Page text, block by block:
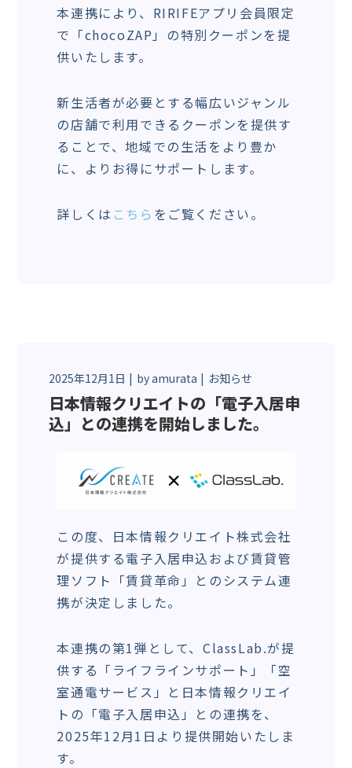
本連携により、RIRIFEアプリ会員限定
で「chocoZAP」の特別クーポンを提
供いたします。
新生活者が必要とする幅広いジャンル
の店舗で利用できるクーポンを提供す
ることで、地域での生活をより豊か
に、よりお得にサポートします。
詳しくは こちら をご覧ください。
2025年12月1日 byamurata お知らせ
日本情報クリエイトの「電子入居申
込」との連携を開始しました。
この度、日本情報クリエイト株式会社
が提供する電子入居申込および賃貸管
理ソフト「賃貸革命」とのシステム連
携が決定しました。
本連携の第1弾として、ClassLab.が提
供する「ライフラインサポート」「空
室通電サービス」と日本情報クリエイ
トの「電子入居申込」との連携を、
2025年12月1日より提供開始いたしま
す。